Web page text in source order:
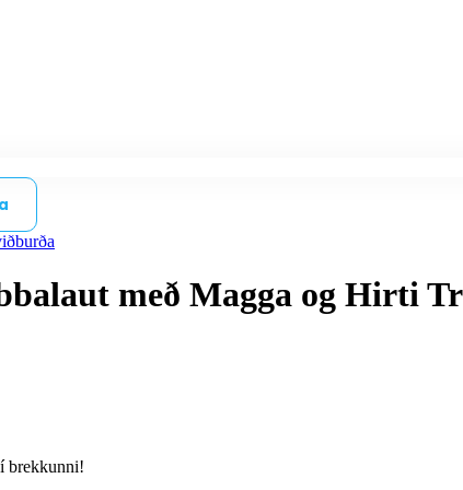
með Magga og Hirti
brekkunni!